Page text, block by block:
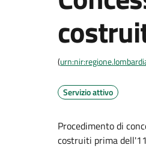
(
Servizio attivo
Procedimento di
costruiti prima